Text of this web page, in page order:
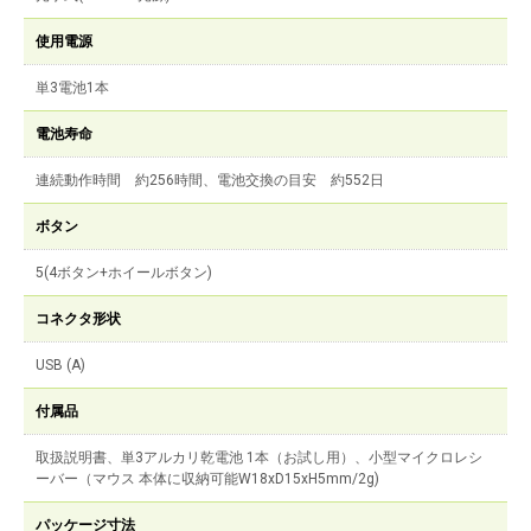
使用電源
単3電池1本
電池寿命
連続動作時間 約256時間、電池交換の目安 約552日
ボタン
5(4ボタン+ホイールボタン)
コネクタ形状
USB (A)
付属品
取扱説明書、単3アルカリ乾電池 1本（お試し用）、小型マイクロレシ
ーバー（マウス 本体に収納可能W18xD15xH5mm/2g)
パッケージ寸法